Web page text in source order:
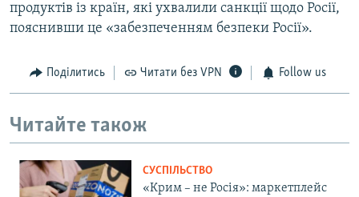
продуктів із країн, які ухвалили санкції щодо Росії,
пояснивши це «забезпеченням безпеки Росії».
Поділитись Читати без VPN Follow us
Читайте також
СУСПІЛЬСТВО
«Крим – не Росія»: маркетплейс